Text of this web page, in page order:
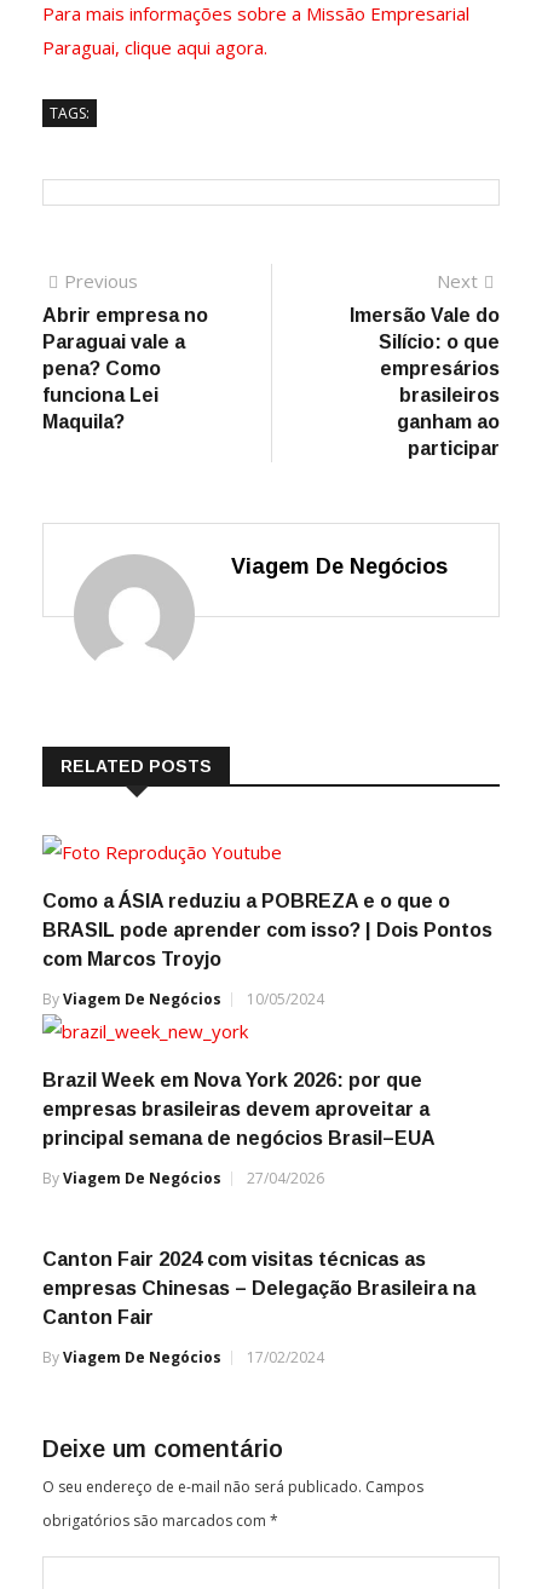
Para mais informações sobre a Missão Empresarial
Paraguai, clique aqui agora.
TAGS:
Previous
Abrir empresa no
Paraguai vale a
pena? Como
funciona Lei
Maquila?
Next
Imersão Vale do
Silício: o que
empresários
brasileiros
ganham ao
participar
Viagem De Negócios
RELATED POSTS
Como a ÁSIA reduziu a POBREZA e o que o
BRASIL pode aprender com isso? | Dois Pontos
com Marcos Troyjo
ByViagem De Negócios 10/05/2024
Brazil Week em Nova York 2026: por que
empresas brasileiras devem aproveitar a
principal semana de negócios Brasil–EUA
ByViagem De Negócios 27/04/2026
Canton Fair 2024 com visitas técnicas as
empresas Chinesas – Delegação Brasileira na
Canton Fair
ByViagem De Negócios 17/02/2024
Deixe um comentário
O seu endereço de e-mail não será publicado. Campos
obrigatórios são marcados com *